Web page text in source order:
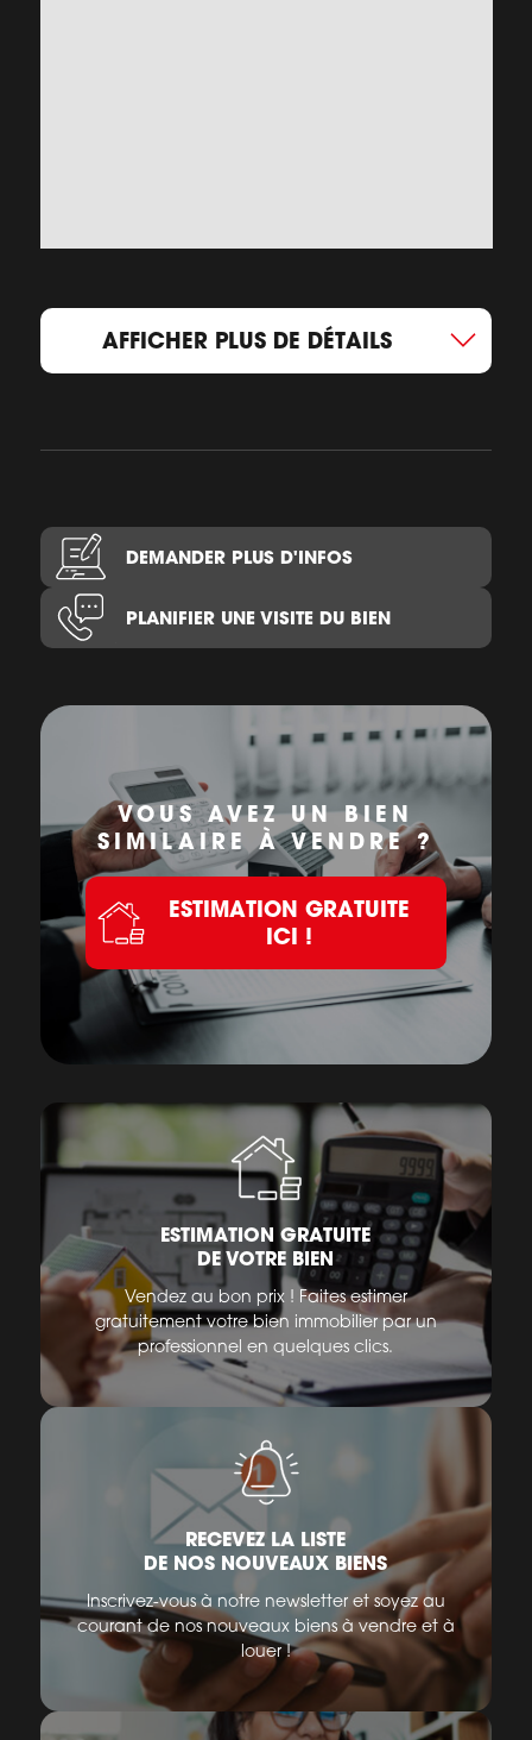
AFFICHER PLUS DE DÉTAILS
DEMANDER PLUS D'INFOS
PLANIFIER UNE VISITE DU BIEN
VOUS AVEZ UN BIEN
SIMILAIRE À VENDRE ?
ESTIMATION GRATUITE
ICI !
ESTIMATION GRATUITE
DE VOTRE BIEN
Vendez au bon prix ! Faites estimer
gratuitement votre bien immobilier par un
professionnel en quelques clics.
RECEVEZ LA LISTE
DE NOS NOUVEAUX BIENS
Inscrivez-vous à notre newsletter et soyez au
courant de nos nouveaux biens à vendre et à
louer !